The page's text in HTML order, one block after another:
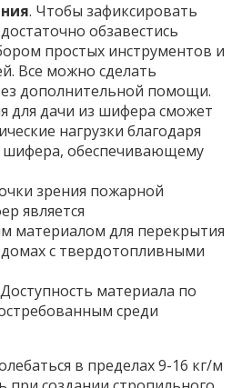
. Чтобы зафиксировать
обзавестись
простых инструментов и
Все можно сделать
дополнительной помощи.
для дачи из шифера сможет
нагрузки благодаря
обеспечивающему
зрения пожарной
является
материалом для перекрытия
с твердотопливными
материала по
среди
в пределах 9-16 кг/м